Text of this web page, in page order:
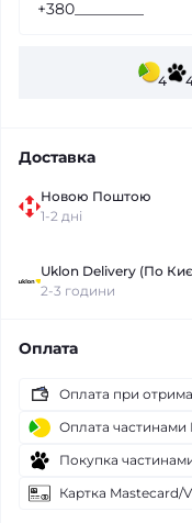
4
Доставка
Новою Поштою
1-2 дні
Uklon Delivery (По
2-3 години
Оплата
Оплата при
Оплата частинами
Покупка
Картка Mastecard/